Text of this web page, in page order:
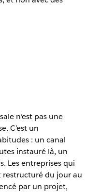
n’est pas une
C’est un
: un canal
instauré là, un
Les entreprises qui
restructuré du jour au
par un projet,